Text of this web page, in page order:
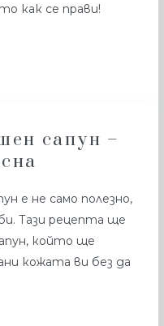
как се прави!
сапун –
е не само полезно,
Тази рецепта ще
който ще
кожата ви без да